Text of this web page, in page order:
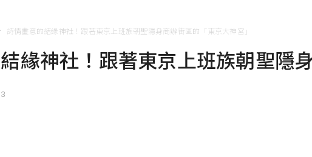
詩情畫意的結緣神社！跟著東京上班族朝聖隱身商辦街區的「東京大神宮」
緣神社！跟著東京上班族朝聖隱